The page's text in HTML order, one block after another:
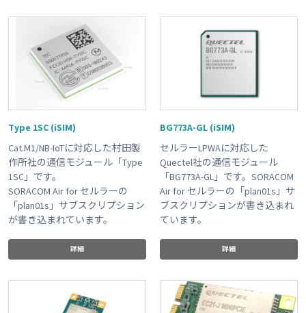
Type 1SC (iSIM)
Cat.M1/NB-IoTに対応した村田製
作所社の通信モジュール「Type
1SC」です。
SORACOM Air for セルラーの
「plan01s」サブスクリプション
が書き込まれています。
詳細
BG773A-GL (iSIM)
セルラーLPWAに対応した
Quectel社の通信モジュール
「BG773A-GL」です。SORACOM
Air for セルラーの「plan01s」サ
ブスクリプションが書き込まれ
ています。
詳細